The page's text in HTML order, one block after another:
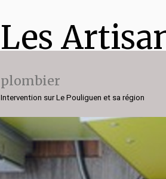
Les
plombier
Intervention sur Le Pouliguen et sa région